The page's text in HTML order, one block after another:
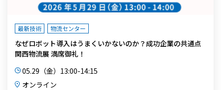
最新技術 物流センター
なぜロボット導入はうまくいかないのか？成功企業の共通点
関西物流展 満席御礼！
05.29（金）13:00-14:15
オンライン